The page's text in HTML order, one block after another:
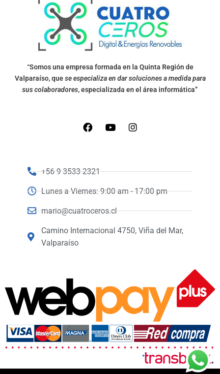
“Somos una empresa formada en la Quinta Región de
Valparaíso, quese especializa en dar soluciones a medida para
sus colaboradores, especializada en el área informática”
+56 9 3533 2321
Lunes a Viernes: 9:00 am - 17:00 pm
mario@cuatroceros.cl
Camino Internacional 4750, Viña del Mar,
Valparaíso